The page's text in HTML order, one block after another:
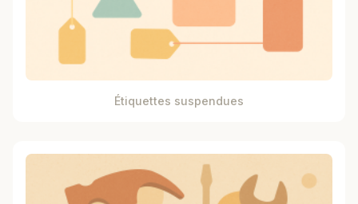
Étiquettes suspendues